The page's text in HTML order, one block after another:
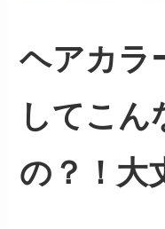
ヘアカラ
してこん
の？！大